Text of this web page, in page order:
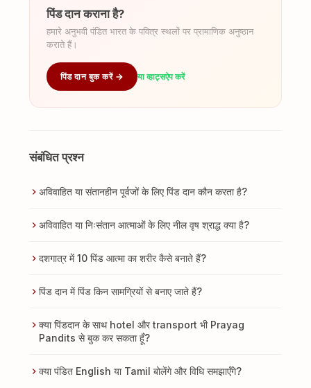
पिंड दान कराना है?
हमारे अनुभवी पंडित भारत के पवित्र स्थलों पर प्रामाणिक अनुष्ठान
कराते हैं।
पिंड दान बुक करें → या व्हाट्सऐप करें
संबंधित प्रश्न
अविवाहित या संतानहीन पूर्वजों के लिए पिंड दान कौन करता है?
अविवाहित या निःसंतान आत्माओं के लिए नील वृष श्राद्ध क्या है?
दशगात्र में 10 पिंड आत्मा का शरीर कैसे बनाते हैं?
पिंड दान में पिंड किन सामग्रियों से बनाए जाते हैं?
क्या पिंडदान के साथ hotel और transport भी Prayag
Pandits से बुक कर सकता हूँ?
क्या पंडित English या Tamil बोलेंगे और विधि समझाएँगे?